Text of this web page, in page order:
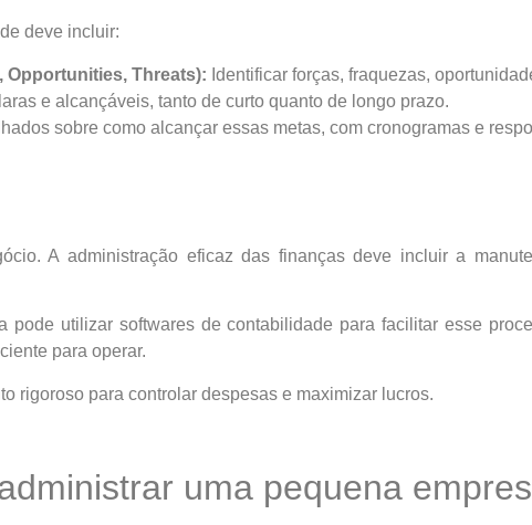
deve incluir:
Opportunities, Threats): Identificar forças, fraquezas,
e alcançáveis, tanto de curto quanto de longo prazo.
sobre como alcançar essas metas, com cronogramas e
A administração eficaz das finanças deve incluir a
pode utilizar softwares de contabilidade para facilitar esse
para operar.
rigoroso para controlar despesas e maximizar lucros.
uma pequena